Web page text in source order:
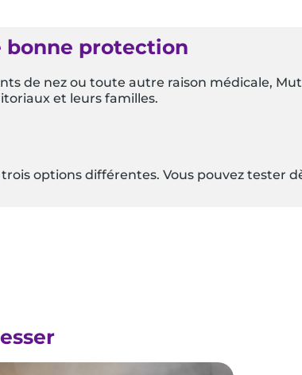
bonne protection
de nez ou toute autre raison médicale,
et leurs familles.
options différentes. Vous pouvez tester